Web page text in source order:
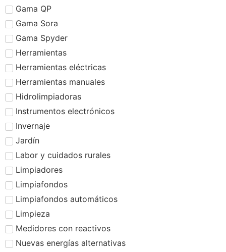
Gama QP
Gama Sora
Gama Spyder
Herramientas
Herramientas eléctricas
Herramientas manuales
Hidrolimpiadoras
Instrumentos electrónicos
Invernaje
Jardín
Labor y cuidados rurales
Limpiadores
Limpiafondos
Limpiafondos automáticos
Limpieza
Medidores con reactivos
Nuevas energías alternativas